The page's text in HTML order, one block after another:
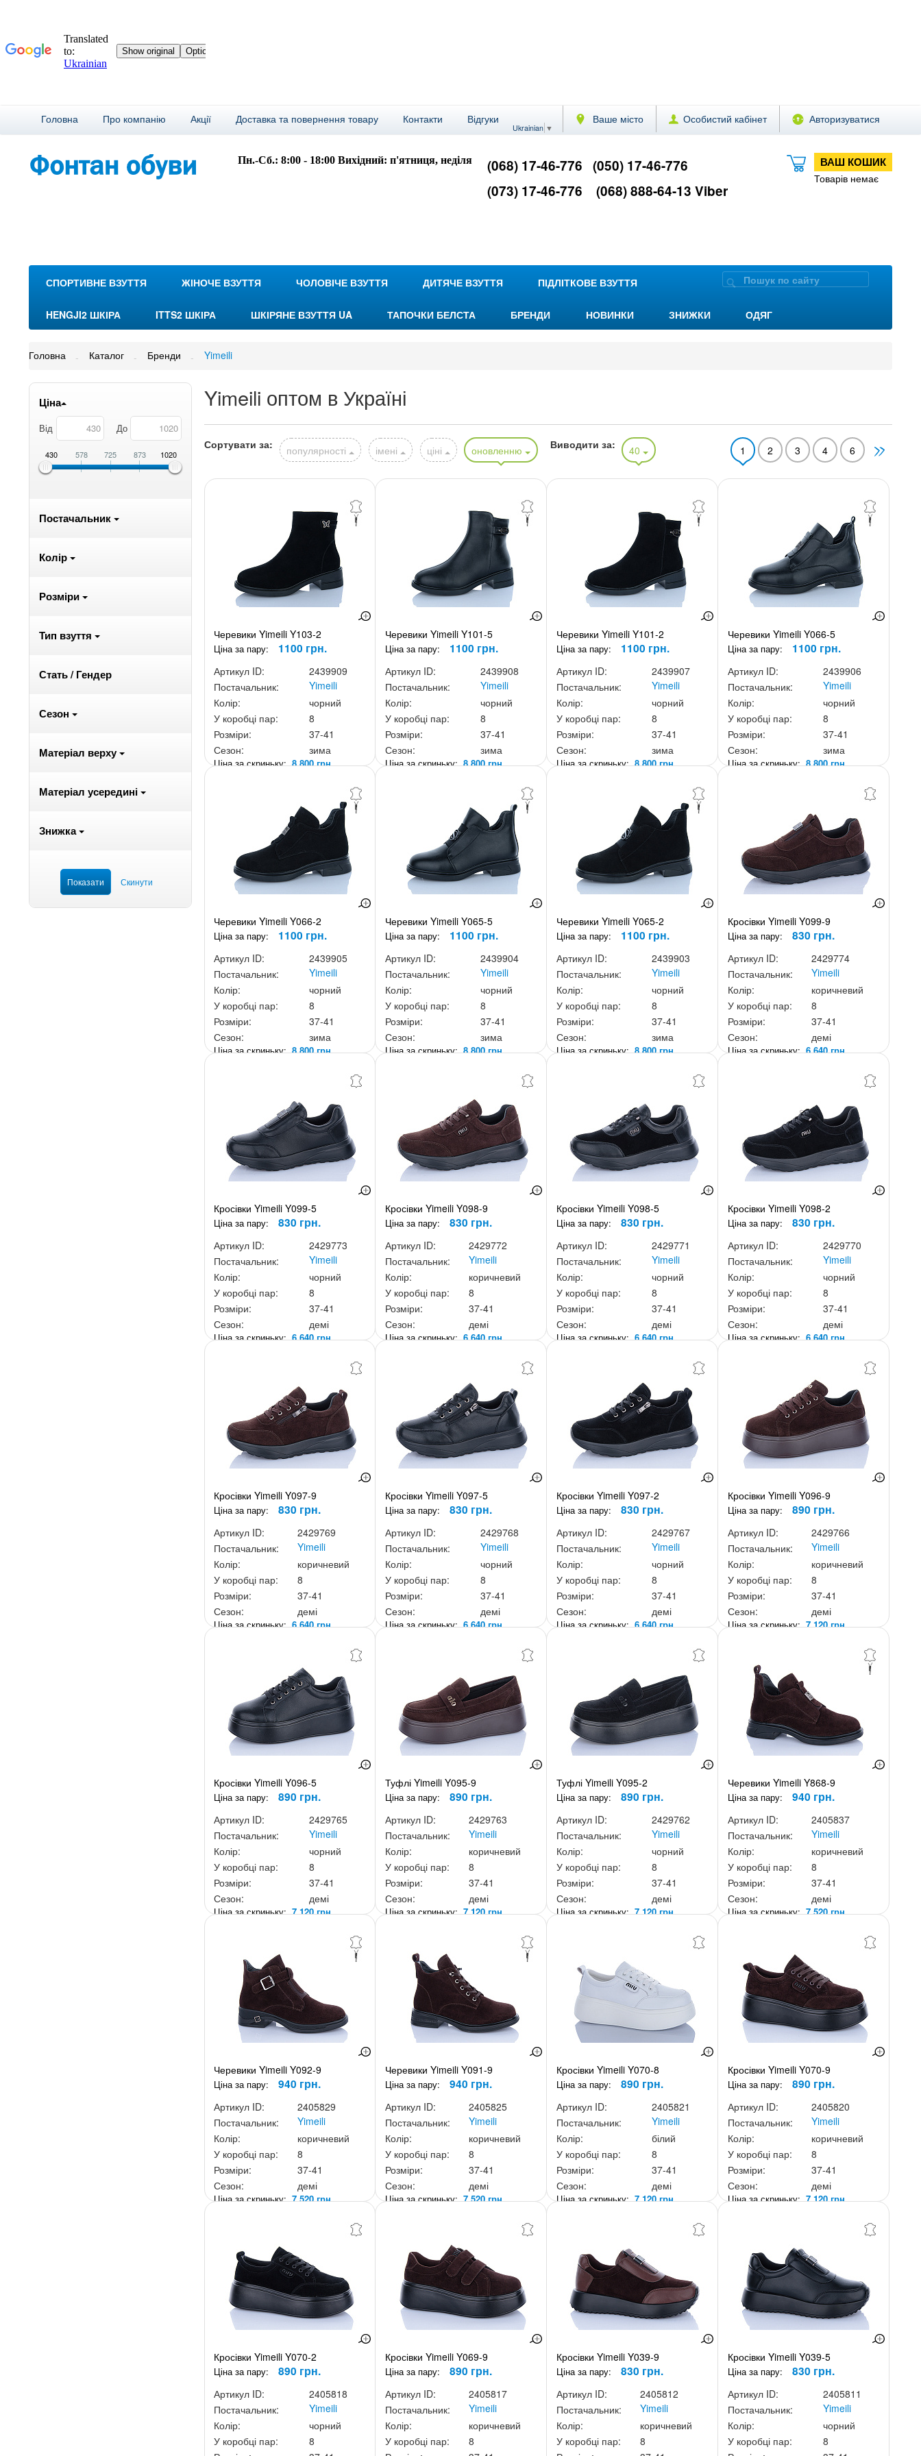
Ваше місто Особистий кабінет Авторизуватися
Головна Про компанію Акції Доставка та повернення товару Контакти Відгуки
Ukrainian ▼
ВАШ КОШИК
Товарів немає
Пн.-Сб.: 8:00 - 18:00 Вихідний: п'ятниця, неділя (068) 17-46-776 (050) 17-46-776
(073) 17-46-776
(068) 888-64-13 Viber
СПОРТИВНЕ ВЗУТТЯ ЖІНОЧЕ ВЗУТТЯ ЧОЛОВІЧЕ ВЗУТТЯ ДИТЯЧЕ ВЗУТТЯ ПІДЛІТКОВЕ ВЗУТТЯ
HENGJI2 ШКІРА ITTS2 ШКІРА ШКІРЯНЕ ВЗУТТЯ UA ТАПОЧКИ БЕЛСТА БРЕНДИ НОВИНКИ ЗНИЖКИ ОДЯГ
Головна Каталог Бренди Yimeili
Ціна
Від До
430 578 725 873 1020
Постачальник
Колір
Розміри
Тип взуття
Стать / Гендер
Сезон
Матеріал верху
Матеріал усередині
Знижка
Yimeili оптом в Україні
Сортувати за: популярності імені ціні оновленню Виводити за: 40 1 2 3 4 6
Черевики Yimeili Y103-2
Ціна за пару: 1100 грн.
Артикул ID:
2439909
Постачальник:
Yimeili
Колір:
чорний
У коробці пар:
8
Розміри:
37-41
Сезон:
зима
Ціна за скриньку:8 800 грн.
Черевики Yimeili Y101-5
Ціна за пару: 1100 грн.
Артикул ID:
2439908
Постачальник:
Yimeili
Колір:
чорний
У коробці пар:
8
Розміри:
37-41
Сезон:
зима
Ціна за скриньку:8 800 грн.
Черевики Yimeili Y101-2
Ціна за пару: 1100 грн.
Артикул ID:
2439907
Постачальник:
Yimeili
Колір:
чорний
У коробці пар:
8
Розміри:
37-41
Сезон:
зима
Ціна за скриньку:8 800 грн.
Черевики Yimeili Y066-5
Ціна за пару: 1100 грн.
Артикул ID:
2439906
Постачальник:
Yimeili
Колір:
чорний
У коробці пар:
8
Розміри:
37-41
Сезон:
зима
Ціна за скриньку:8 800 грн.
Черевики Yimeili Y066-2
Ціна за пару: 1100 грн.
Артикул ID:
2439905
Постачальник:
Yimeili
Колір:
чорний
У коробці пар:
8
Розміри:
37-41
Сезон:
зима
Ціна за скриньку:8 800 грн.
Черевики Yimeili Y065-5
Ціна за пару: 1100 грн.
Артикул ID:
2439904
Постачальник:
Yimeili
Колір:
чорний
У коробці пар:
8
Розміри:
37-41
Сезон:
зима
Ціна за скриньку:8 800 грн.
Черевики Yimeili Y065-2
Ціна за пару: 1100 грн.
Артикул ID:
2439903
Постачальник:
Yimeili
Колір:
чорний
У коробці пар:
8
Розміри:
37-41
Сезон:
зима
Ціна за скриньку:8 800 грн.
Кросівки Yimeili Y099-9
Ціна за пару: 830 грн.
Артикул ID:
2429774
Постачальник:
Yimeili
Колір:
коричневий
У коробці пар:
8
Розміри:
37-41
Сезон:
демі
Ціна за скриньку:6 640 грн.
Кросівки Yimeili Y099-5
Ціна за пару: 830 грн.
Артикул ID:
2429773
Постачальник:
Yimeili
Колір:
чорний
У коробці пар:
8
Розміри:
37-41
Сезон:
демі
Ціна за скриньку:6 640 грн.
Кросівки Yimeili Y098-9
Ціна за пару: 830 грн.
Артикул ID:
2429772
Постачальник:
Yimeili
Колір:
коричневий
У коробці пар:
8
Розміри:
37-41
Сезон:
демі
Ціна за скриньку:6 640 грн.
Кросівки Yimeili Y098-5
Ціна за пару: 830 грн.
Артикул ID:
2429771
Постачальник:
Yimeili
Колір:
чорний
У коробці пар:
8
Розміри:
37-41
Сезон:
демі
Ціна за скриньку:6 640 грн.
Кросівки Yimeili Y098-2
Ціна за пару: 830 грн.
Артикул ID:
2429770
Постачальник:
Yimeili
Колір:
чорний
У коробці пар:
8
Розміри:
37-41
Сезон:
демі
Ціна за скриньку:6 640 грн.
Кросівки Yimeili Y097-9
Ціна за пару: 830 грн.
Артикул ID:
2429769
Постачальник:
Yimeili
Колір:
коричневий
У коробці пар:
8
Розміри:
37-41
Сезон:
демі
Ціна за скриньку:6 640 грн.
Кросівки Yimeili Y097-5
Ціна за пару: 830 грн.
Артикул ID:
2429768
Постачальник:
Yimeili
Колір:
чорний
У коробці пар:
8
Розміри:
37-41
Сезон:
демі
Ціна за скриньку:6 640 грн.
Кросівки Yimeili Y097-2
Ціна за пару: 830 грн.
Артикул ID:
2429767
Постачальник:
Yimeili
Колір:
чорний
У коробці пар:
8
Розміри:
37-41
Сезон:
демі
Ціна за скриньку:6 640 грн.
Кросівки Yimeili Y096-9
Ціна за пару: 890 грн.
Артикул ID:
2429766
Постачальник:
Yimeili
Колір:
коричневий
У коробці пар:
8
Розміри:
37-41
Сезон:
демі
Ціна за скриньку:7 120 грн.
Кросівки Yimeili Y096-5
Ціна за пару: 890 грн.
Артикул ID:
2429765
Постачальник:
Yimeili
Колір:
чорний
У коробці пар:
8
Розміри:
37-41
Сезон:
демі
Ціна за скриньку:7 120 грн.
Туфлі Yimeili Y095-9
Ціна за пару: 890 грн.
Артикул ID:
2429763
Постачальник:
Yimeili
Колір:
коричневий
У коробці пар:
8
Розміри:
37-41
Сезон:
демі
Ціна за скриньку:7 120 грн.
Туфлі Yimeili Y095-2
Ціна за пару: 890 грн.
Артикул ID:
2429762
Постачальник:
Yimeili
Колір:
чорний
У коробці пар:
8
Розміри:
37-41
Сезон:
демі
Ціна за скриньку:7 120 грн.
Черевики Yimeili Y868-9
Ціна за пару: 940 грн.
Артикул ID:
2405837
Постачальник:
Yimeili
Колір:
коричневий
У коробці пар:
8
Розміри:
37-41
Сезон:
демі
Ціна за скриньку:7 520 грн.
Черевики Yimeili Y092-9
Ціна за пару: 940 грн.
Артикул ID:
2405829
Постачальник:
Yimeili
Колір:
коричневий
У коробці пар:
8
Розміри:
37-41
Сезон:
демі
Ціна за скриньку:7 520 грн.
Черевики Yimeili Y091-9
Ціна за пару: 940 грн.
Артикул ID:
2405825
Постачальник:
Yimeili
Колір:
коричневий
У коробці пар:
8
Розміри:
37-41
Сезон:
демі
Ціна за скриньку:7 520 грн.
Кросівки Yimeili Y070-8
Ціна за пару: 890 грн.
Артикул ID:
2405821
Постачальник:
Yimeili
Колір:
білий
У коробці пар:
8
Розміри:
37-41
Сезон:
демі
Ціна за скриньку:7 120 грн.
Кросівки Yimeili Y070-9
Ціна за пару: 890 грн.
Артикул ID:
2405820
Постачальник:
Yimeili
Колір:
коричневий
У коробці пар:
8
Розміри:
37-41
Сезон:
демі
Ціна за скриньку:7 120 грн.
Кросівки Yimeili Y070-2
Ціна за пару: 890 грн.
Артикул ID:
2405818
Постачальник:
Yimeili
Колір:
чорний
У коробці пар:
8
Кросівки Yimeili Y069-9
Ціна за пару: 890 грн.
Артикул ID:
2405817
Постачальник:
Yimeili
Колір:
коричневий
У коробці пар:
8
Кросівки Yimeili Y039-9
Ціна за пару: 830 грн.
Артикул ID:
2405812
Постачальник:
Yimeili
Колір:
коричневий
У коробці пар:
8
Кросівки Yimeili Y039-5
Ціна за пару: 830 грн.
Артикул ID:
2405811
Постачальник:
Yimeili
Колір:
чорний
У коробці пар:
8